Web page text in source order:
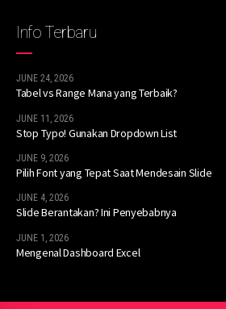
Info Terbaru
JUNE 24, 2026
Tabel vs Range Mana yang Terbaik?
JUNE 11, 2026
Stop Typo! Gunakan Dropdown List
JUNE 9, 2026
Pilih Font yang Tepat Saat Mendesain Slide
JUNE 4, 2026
Slide Berantakan? Ini Penyebabnya
JUNE 1, 2026
Mengenal Dashboard Excel